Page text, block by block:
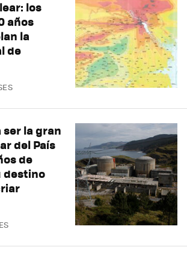
los
años
la
de
ser la gran
del País
de
destino